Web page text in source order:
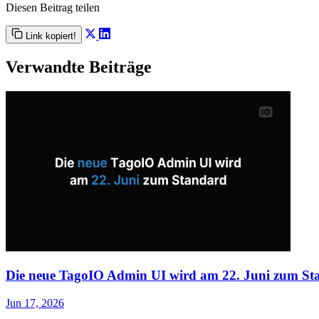
Diesen Beitrag teilen
Link kopiert!
Verwandte Beiträge
Die neue TagoIO Admin UI wird am 22. Juni zum
Jun 17, 2026